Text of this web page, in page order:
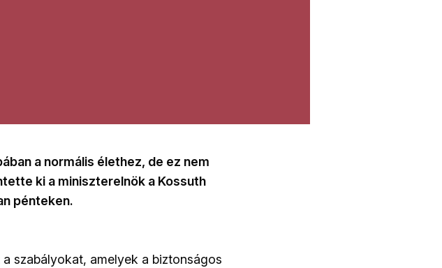
a normális élethez, de ez nem
ki a miniszterelnök a Kossuth
pénteken.
szabályokat, amelyek a biztonságos